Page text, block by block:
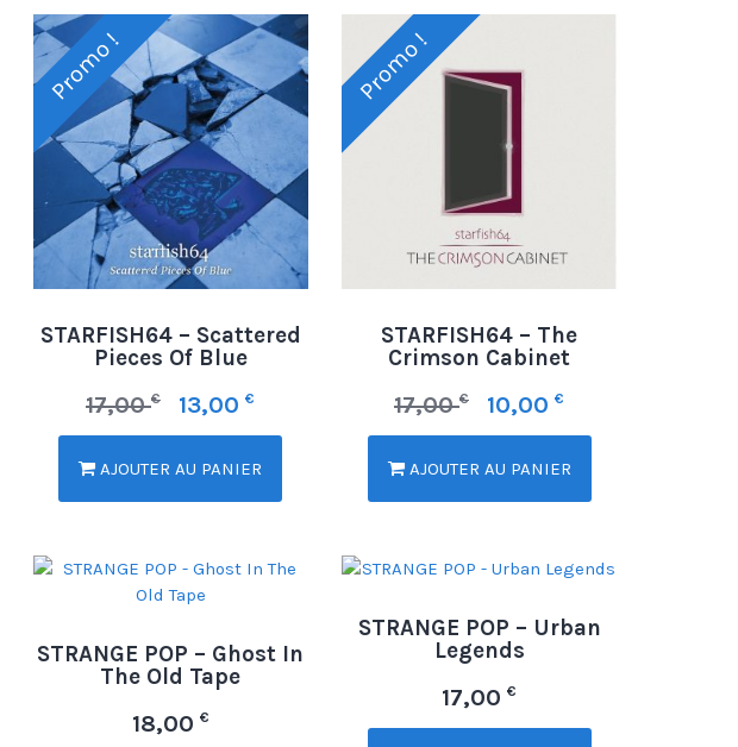
Promo !
STARFISH64 – Scattered
Pieces Of Blue
17,00€ 13,00 €
AJOUTER AU PANIER
Promo !
STARFISH64 – The
Crimson Cabinet
17,00€ 10,00 €
AJOUTER AU PANIER
STRANGE POP – Ghost In
The Old Tape
18,00 €
STRANGE POP – Urban
Legends
17,00 €